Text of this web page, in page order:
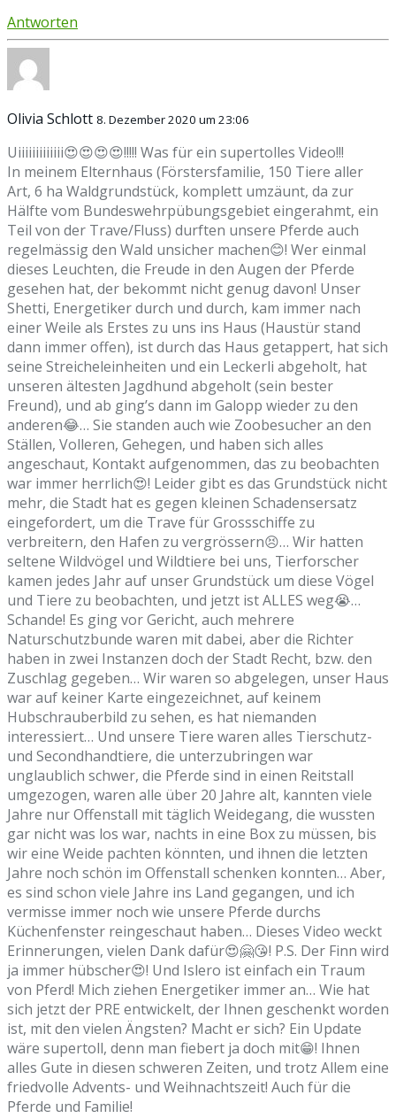
Antworten
Olivia Schlott 8. Dezember 2020 um 23:06
Uiiiiiiiiiiiii😍😍😍😍!!!!! Was für ein supertolles Video!!!
In meinem Elternhaus (Förstersfamilie, 150 Tiere aller
Art, 6 ha Waldgrundstück, komplett umzäunt, da zur
Hälfte vom Bundeswehrpübungsgebiet eingerahmt, ein
Teil von der Trave/Fluss) durften unsere Pferde auch
regelmässig den Wald unsicher machen😊! Wer einmal
dieses Leuchten, die Freude in den Augen der Pferde
gesehen hat, der bekommt nicht genug davon! Unser
Shetti, Energetiker durch und durch, kam immer nach
einer Weile als Erstes zu uns ins Haus (Haustür stand
dann immer offen), ist durch das Haus getappert, hat sich
seine Streicheleinheiten und ein Leckerli abgeholt, hat
unseren ältesten Jagdhund abgeholt (sein bester
Freund), und ab ging’s dann im Galopp wieder zu den
anderen😂… Sie standen auch wie Zoobesucher an den
Ställen, Volleren, Gehegen, und haben sich alles
angeschaut, Kontakt aufgenommen, das zu beobachten
war immer herrlich😍! Leider gibt es das Grundstück nicht
mehr, die Stadt hat es gegen kleinen Schadensersatz
eingefordert, um die Trave für Grossschiffe zu
verbreitern, den Hafen zu vergrössern😣… Wir hatten
seltene Wildvögel und Wildtiere bei uns, Tierforscher
kamen jedes Jahr auf unser Grundstück um diese Vögel
und Tiere zu beobachten, und jetzt ist ALLES weg😭…
Schande! Es ging vor Gericht, auch mehrere
Naturschutzbunde waren mit dabei, aber die Richter
haben in zwei Instanzen doch der Stadt Recht, bzw. den
Zuschlag gegeben… Wir waren so abgelegen, unser Haus
war auf keiner Karte eingezeichnet, auf keinem
Hubschrauberbild zu sehen, es hat niemanden
interessiert… Und unsere Tiere waren alles Tierschutz-
und Secondhandtiere, die unterzubringen war
unglaublich schwer, die Pferde sind in einen Reitstall
umgezogen, waren alle über 20 Jahre alt, kannten viele
Jahre nur Offenstall mit täglich Weidegang, die wussten
gar nicht was los war, nachts in eine Box zu müssen, bis
wir eine Weide pachten könnten, und ihnen die letzten
Jahre noch schön im Offenstall schenken konnten… Aber,
es sind schon viele Jahre ins Land gegangen, und ich
vermisse immer noch wie unsere Pferde durchs
Küchenfenster reingeschaut haben… Dieses Video weckt
Erinnerungen, vielen Dank dafür😍🤗😘! P.S. Der Finn wird
ja immer hübscher😍! Und Islero ist einfach ein Traum
von Pferd! Mich ziehen Energetiker immer an… Wie hat
sich jetzt der PRE entwickelt, der Ihnen geschenkt worden
ist, mit den vielen Ängsten? Macht er sich? Ein Update
wäre supertoll, denn man fiebert ja doch mit😁! Ihnen
alles Gute in diesen schweren Zeiten, und trotz Allem eine
friedvolle Advents- und Weihnachtszeit! Auch für die
Pferde und Familie!